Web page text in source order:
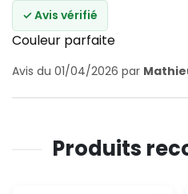
✓ Avis vérifié
Couleur parfaite
Avis du 01/04/2026 par
Produits